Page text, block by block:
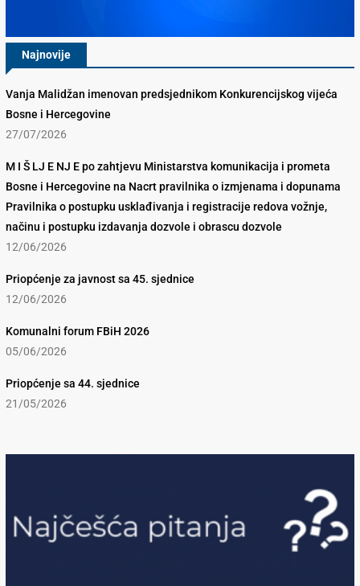
Najnovije
Vanja Malidžan imenovan predsjednikom Konkurencijskog vijeća
Bosne i Hercegovine
27/07/2026
M I Š LJ E NJ E po zahtjevu Ministarstva komunikacija i prometa
Bosne i Hercegovine na Nacrt pravilnika o izmjenama i dopunama
Pravilnika o postupku usklađivanja i registracije redova vožnje,
načinu i postupku izdavanja dozvole i obrascu dozvole
12/06/2026
Priopćenje za javnost sa 45. sjednice
12/06/2026
Komunalni forum FBiH 2026
05/06/2026
Priopćenje sa 44. sjednice
21/05/2026